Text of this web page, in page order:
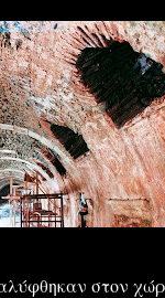
FACEBOOK
στον